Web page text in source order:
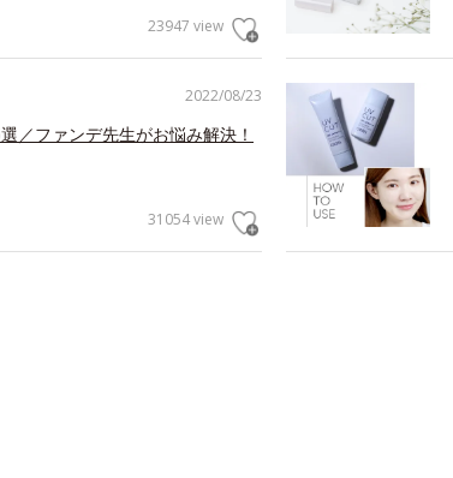
23947 view
2022/08/23
／ファンデ先生がお悩み解決！
31054 view